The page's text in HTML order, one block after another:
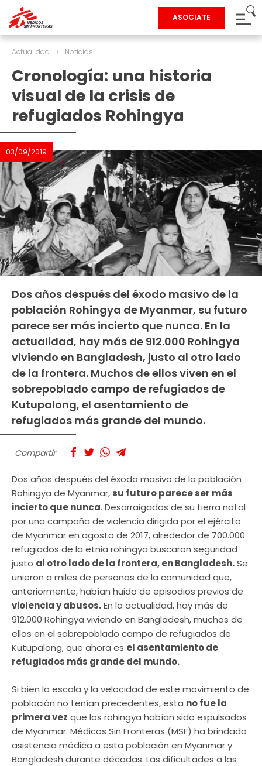
ASOCIATE
Actualidad > Noticias
Cronología: una historia
visual de la crisis de
refugiados Rohingya
03/09/2019
Dos años después del éxodo masivo de la
población Rohingya de Myanmar, su futuro
parece ser más incierto que nunca. En la
actualidad, hay más de 912.000 Rohingya
viviendo en Bangladesh, justo al otro lado
de la frontera. Muchos de ellos viven en el
sobrepoblado campo de refugiados de
Kutupalong, el asentamiento de
refugiados más grande del mundo.
Compartir
Dos años después del éxodo masivo de la población
Rohingya de Myanmar, su futuro parece ser más
incierto que nunca. Desarraigados de su tierra natal
por una campaña de violencia dirigida por el ejército
de Myanmar en agosto de 2017, alrededor de 700.000
refugiados de la etnia rohingya buscaron seguridad
justo al otro lado de la frontera, en Bangladesh.Se
unieron a miles de personas de la comunidad que,
anteriormente, habían huido de episodios previos de
violencia y abusos.En la actualidad, hay más de
912.000 Rohingya viviendo en Bangladesh, muchos de
ellos en el sobrepoblado campo de refugiados de
Kutupalong, que ahora es el asentamiento de
refugiados más grande del mundo.
Si bien la escala y la velocidad de este movimiento de
población no tenían precedentes, esta no fue la
primera vez que los rohingya habían sido expulsados ​​
de Myanmar. Médicos Sin Fronteras (MSF) ha brindado
asistencia médica a esta población en Myanmar y
Bangladesh durante décadas. Las dificultades a las